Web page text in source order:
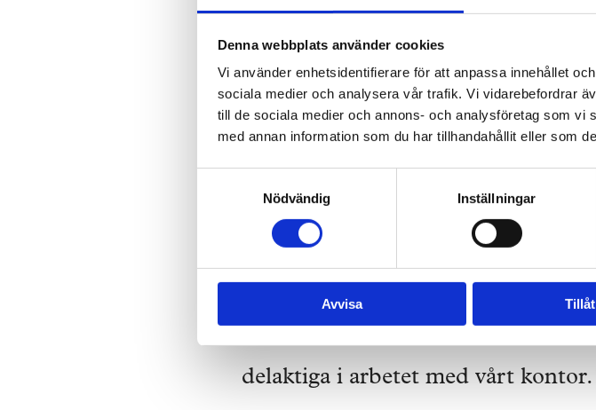
Denna webbplats använder cookies
Vi använder enhetsidentifierare för att anpassa innehållet
sociala medier och analysera vår trafik. Vi vidarebefordrar
till de sociala medier och annons- och analysföretag som
med annan information som du har tillhandahållit eller som
Nödvändig
Inställningar
Avvisa
hand. Ett kontor med smarta
fyllt med varma kulörer. Målet att
slags regi är med råge uppfyllt.
arbetsplats att bebo och kamikaze-
– med den äran!”
delaktiga i arbetet med vårt